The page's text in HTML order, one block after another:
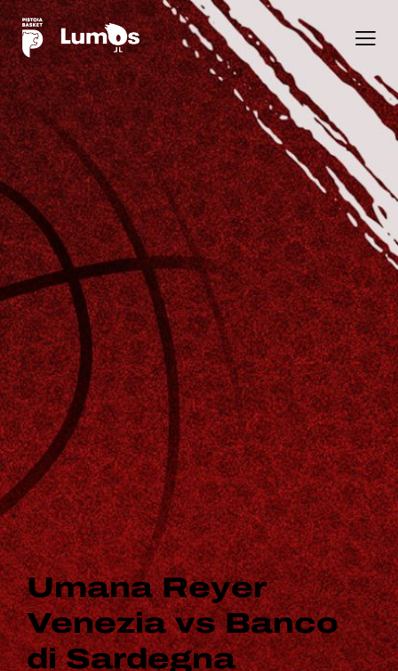
Umana Reyer
Venezia vs Banco
di Sardegna